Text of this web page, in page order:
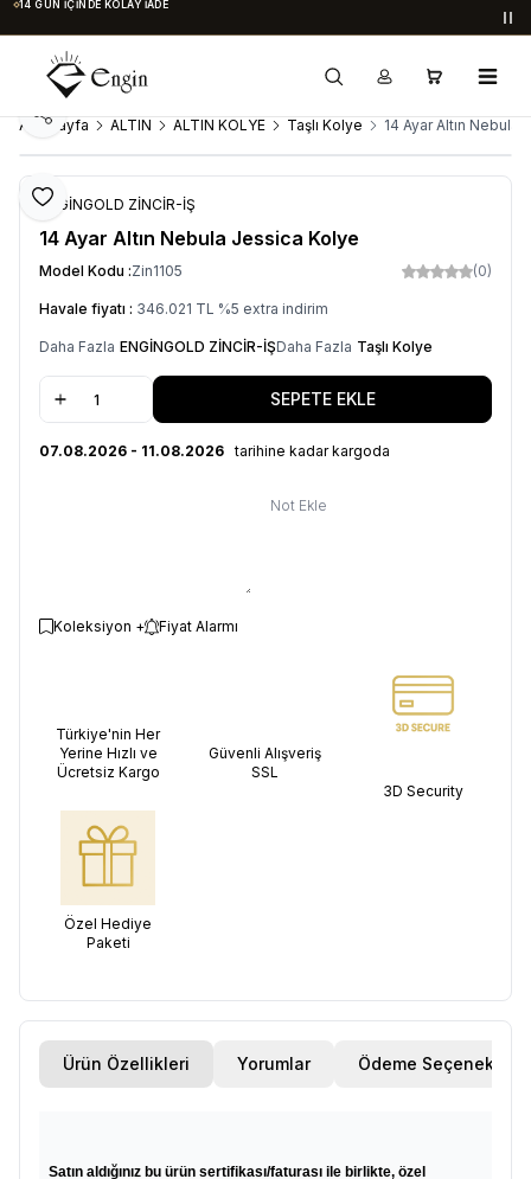
14 GÜN İÇINDE KOLAY İADE
Ana Sayfa ALTIN ALTIN KOLYE Taşlı Kolye 14 Ayar Altın Nebula
Favoriye Ekle
Paylaş
ENGİNGOLD ZİNCİR-İŞ
14 Ayar Altın Nebula Jessica Kolye
Model Kodu :Zin1105 (0)
Havale fiyatı : 346.021 TL %5 extra indirim
Daha Fazla ENGİNGOLD ZİNCİR-İŞDaha Fazla Taşlı Kolye
SEPETE EKLE
07.08.2026 - 11.08.2026 tarihine kadar kargoda
Not Ekle
Koleksiyon + Fiyat Alarmı
Türkiye'nin Her
Yerine Hızlı ve
Ücretsiz Kargo
Güvenli Alışveriş
SSL
3D Security
Özel Hediye
Paketi
Ürün Özellikleri Yorumlar Ödeme Seçenekleri
Satın aldığınız bu ürün sertifikası/faturası ile birlikte, özel